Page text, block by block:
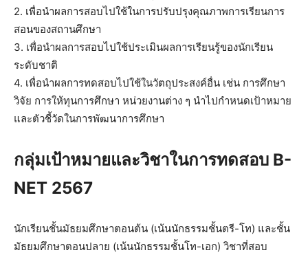
2. เพื่อนำผลการสอบไปใช้ในการปรับปรุงคุณภาพการเรียนการ
สอนของสถานศึกษา
3. เพื่อนำผลการสอบไปใช้ประเมินผลการเรียนรู้ของนักเรียน
ระดับชาติ
4. เพื่อนำผลการทดสอบไปใช้ในวัตถุประสงค์อื่น เช่น การศึกษา
วิจัย การให้ทุนการศึกษา หน่วยงานต่าง ๆ นำไปกำหนดเป้าหมาย
และตัวชี้วัดในการพัฒนาการศึกษา
กลุ่มเป้าหมายและวิชาในการทดสอบ B-
NET 2567
นักเรียนชั้นมัธยมศึกษาตอนต้น (เน้นนักธรรมชั้นตรี-โท) และชั้น
มัธยมศึกษาตอนปลาย (เน้นนักธรรมชั้นโท-เอก) วิชาที่สอบ